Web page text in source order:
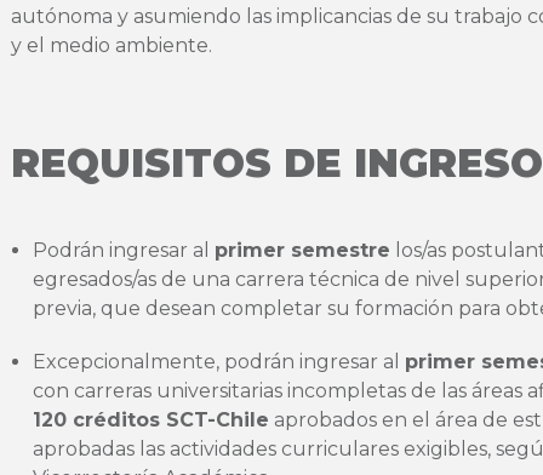
autónoma y asumiendo las implicancias de su trabajo
y el medio ambiente.
REQUISITOS DE INGRESO
Podrán ingresar al primer semestre los/as
egresados/as de una carrera técnica de nivel
previa, que desean completar su formación para
Excepcionalmente, podrán ingresar al primer
con carreras universitarias incompletas de las áreas
120 créditos SCT-Chile aprobados en el área de
aprobadas las actividades curriculares exigibles,